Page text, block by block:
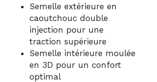
Semelle extérieure en
caoutchouc double
injection pour une
traction supérieure
Semelle intérieure moulée
en 3D pour un confort
optimal